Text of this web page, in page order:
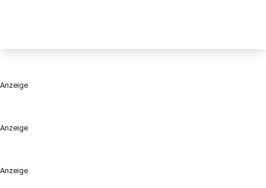
Anzeige
Anzeige
Anzeige